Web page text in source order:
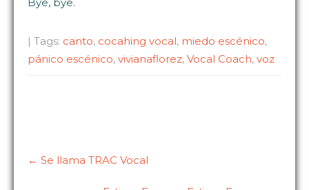
Bye, bye.
| Tags: canto, cocahing vocal, miedo escénico,
pánico escénico, vivianaflorez, Vocal Coach, voz
navigation
← Se llama TRAC Vocal